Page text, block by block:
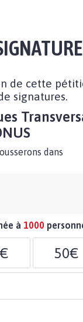
de cette
signatures.
dans
à 1000
50€